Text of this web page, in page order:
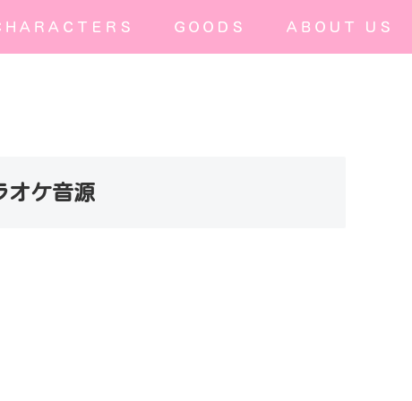
ＨＡＲＡＣＴＥＲＳ ＧＯＯＤＳ ＡＢＯＵＴ ＵＳ
オケ音源